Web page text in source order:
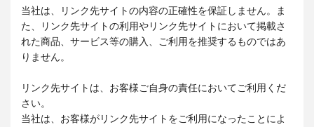
当社は、リンク先サイトの内容の正確性を保証しません。ま
た、リンク先サイトの利用やリンク先サイトにおいて掲載さ
れた商品、サービス等の購入、ご利用を推奨するものではあ
りません。
リンク先サイトは、お客様ご自身の責任においてご利用くだ
さい。
当社は、お客様がリンク先サイトをご利用になったことによ